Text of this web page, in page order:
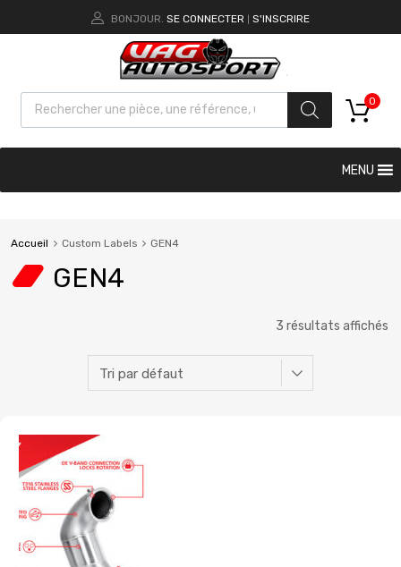
BONJOUR. SE CONNECTER S'INSCRIRE
0
MENU
Accueil Custom Labels GEN4
GEN4
3 résultats affichés